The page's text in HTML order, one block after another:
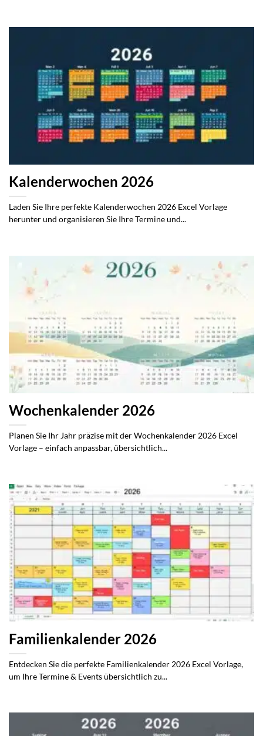
Kalenderwochen 2026
Laden Sie Ihre perfekte Kalenderwochen 2026 Excel Vorlage
herunter und organisieren Sie Ihre Termine und...
Wochenkalender 2026
Planen Sie Ihr Jahr präzise mit der Wochenkalender 2026 Excel
Vorlage – einfach anpassbar, übersichtlich...
Familienkalender 2026
Entdecken Sie die perfekte Familienkalender 2026 Excel Vorlage,
um Ihre Termine & Events übersichtlich zu...